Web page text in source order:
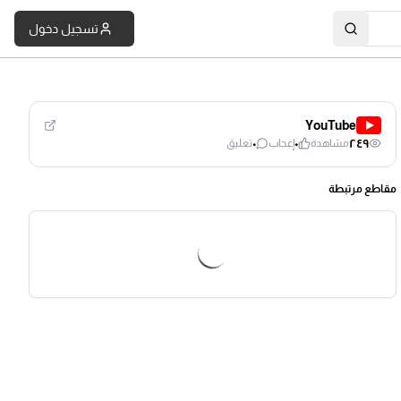
تسجيل دخول
YouTube
٢٤٩مشاهدة ٠إعجاب ٠تعليق
مقاطع مرتبطة